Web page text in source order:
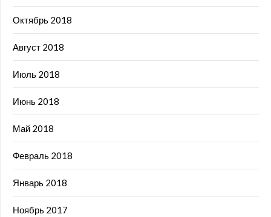
Октябрь 2018
Август 2018
Июль 2018
Июнь 2018
Май 2018
Февраль 2018
Январь 2018
Ноябрь 2017